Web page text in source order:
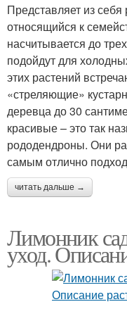
Представляет из себя
относящийся к
насчитывается до
подойдут для
этих растений
«стреляющие»
деревца до 30
красивые – это так
рододендроны. Они
самым отлично
читать дальше →
Лимонник
уход.